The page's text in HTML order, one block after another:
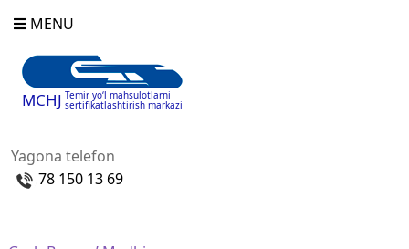
MENU
MCHJ Temir yo‘l mahsulotlarni
sertifikatlashtirish markazi
Yagona telefon
78 150 13 69